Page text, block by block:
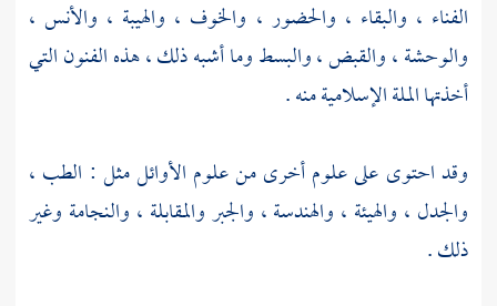
الفناء ، والبقاء ، والحضور ، والخوف ، والهيبة ، والأنس ،
والوحشة ، والقبض ، والبسط وما أشبه ذلك ، هذه الفنون التي
أخذتها الملة الإسلامية منه .
وقد احتوى على علوم أخرى من علوم الأوائل مثل : الطب ،
والجدل ، والهيئة ، والهندسة ، والجبر والمقابلة ، والنجامة وغير
ذلك .